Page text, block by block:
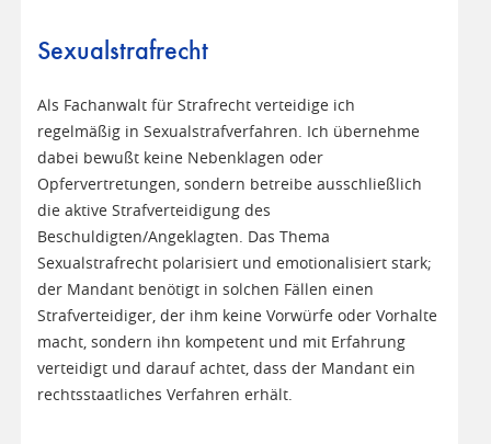
Sexualstrafrecht
Als Fachanwalt für Strafrecht verteidige ich
regelmäßig in Sexualstrafverfahren. Ich übernehme
dabei bewußt keine Nebenklagen oder
Opfervertretungen, sondern betreibe ausschließlich
die aktive Strafverteidigung des
Beschuldigten/Angeklagten. Das Thema
Sexualstrafrecht polarisiert und emotionalisiert stark;
der Mandant benötigt in solchen Fällen einen
Strafverteidiger, der ihm keine Vorwürfe oder Vorhalte
macht, sondern ihn kompetent und mit Erfahrung
verteidigt und darauf achtet, dass der Mandant ein
rechtsstaatliches Verfahren erhält.